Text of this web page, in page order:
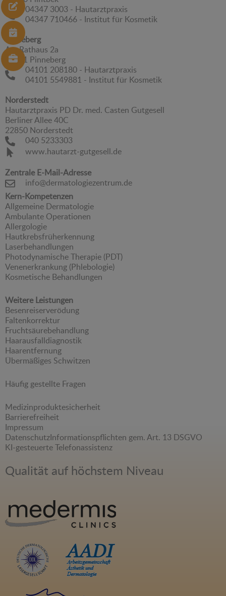
04347 3003 - Hautarztpraxis
04347 710466 - Institut für Kosmetik
Pinneberg
Am Rathaus 2a
25421 Pinneberg
04101 208180 - Hautarztpraxis
04101 5549881 - Institut für Kosmetik
Norderstedt
Hautarztpraxis PD Dr. med. Casten Gutgesell
Berliner Allee 40C
22850 Norderstedt
040 5233303
www.hautarzt-gutgesell.de
Zentrale E-Mail-Adresse
info@dermatologiezentrum.de
Kern-Kompetenzen
Allgemeine Dermatologie
Ambulante Operationen
Allergologie
Hautkrebsfrüherkennung
Laserbehandlungen
Photodynamische Therapie (PDT)
Venenerkrankung (Phlebologie)
Kosmetische Behandlungen
Weitere Leistungen
Besenreiserverödung
Faltenkorrektur
Fruchtsäurebehandlung
Haarausfalldiagnostik
Haarentfernung
Übermäßiges Schwitzen
Häufig gestellte Fragen
Medizinproduktesicherheit
Barrierefreiheit
Impressum
DatenschutzInformationspflichten gem. Art. 13 DSGVO
KI-gesteuerte Telefonassistenz
Qualität auf höchstem Niveau